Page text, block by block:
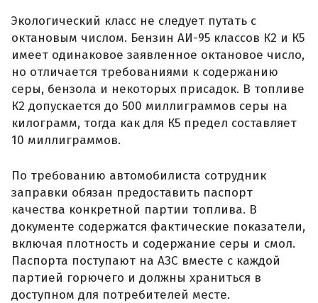
Экологический класс не следует путать с
октановым числом. Бензин АИ-95 классов К2 и К5
имеет одинаковое заявленное октановое число,
но отличается требованиями к содержанию
серы, бензола и некоторых присадок. В топливе
К2 допускается до 500 миллиграммов серы на
килограмм, тогда как для К5 предел составляет
10 миллиграммов.
По требованию автомобилиста сотрудник
заправки обязан предоставить паспорт
качества конкретной партии топлива. В
документе содержатся фактические показатели,
включая плотность и содержание серы и смол.
Паспорта поступают на АЗС вместе с каждой
партией горючего и должны храниться в
доступном для потребителей месте.